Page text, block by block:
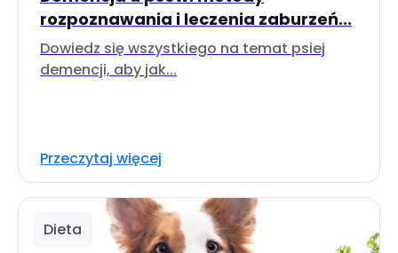
rozpoznawania i leczenia zaburzeń...
Dowiedz się wszystkiego na temat psiej
demencji, aby jak...
Przeczytaj więcej
Dieta